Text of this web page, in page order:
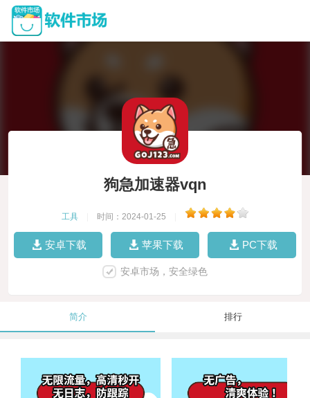
狗急加速器vqn
工具 时间：2024-01-25
安卓下载 苹果下载 PC下载
安卓市场，安全绿色
简介 排行